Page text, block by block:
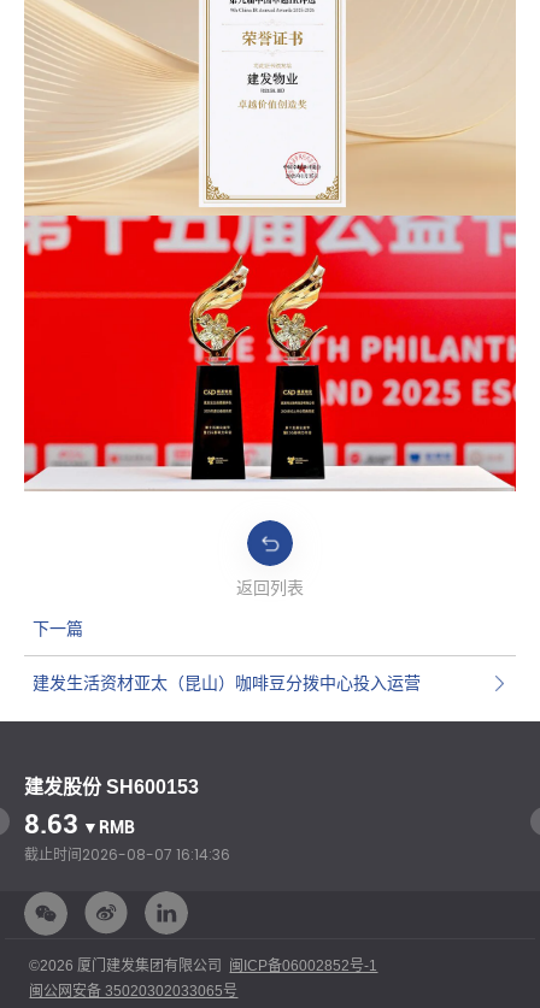
返回列表
下一篇
建发生活资材亚太（昆山）咖啡豆分拨中心投入运营
建发股份 SH600153
8.63 ▼RMB
截止时间2026-08-07 16:14:36
©2026 厦门建发集团有限公司 闽ICP备06002852号-1
闽公网安备 35020302033065号